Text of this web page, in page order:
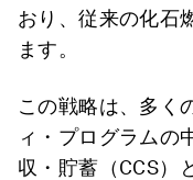
おり、従来の化石
ます。
この戦略は、多く
ィ・プログラムの
収・貯蓄（CCS）